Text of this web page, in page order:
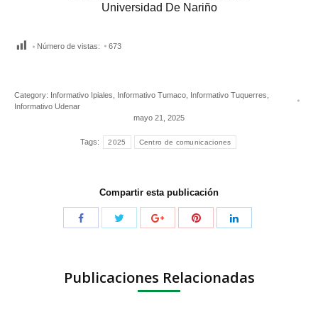
Universidad De Nariño
Número de vistas: 673
Category: Informativo Ipiales Informativo Tumaco Informativo Tuquerres
Informativo Udenar
mayo 21, 2025
Tags: 2025 Centro de comunicaciones
Compartir esta publicación
Publicaciones Relacionadas